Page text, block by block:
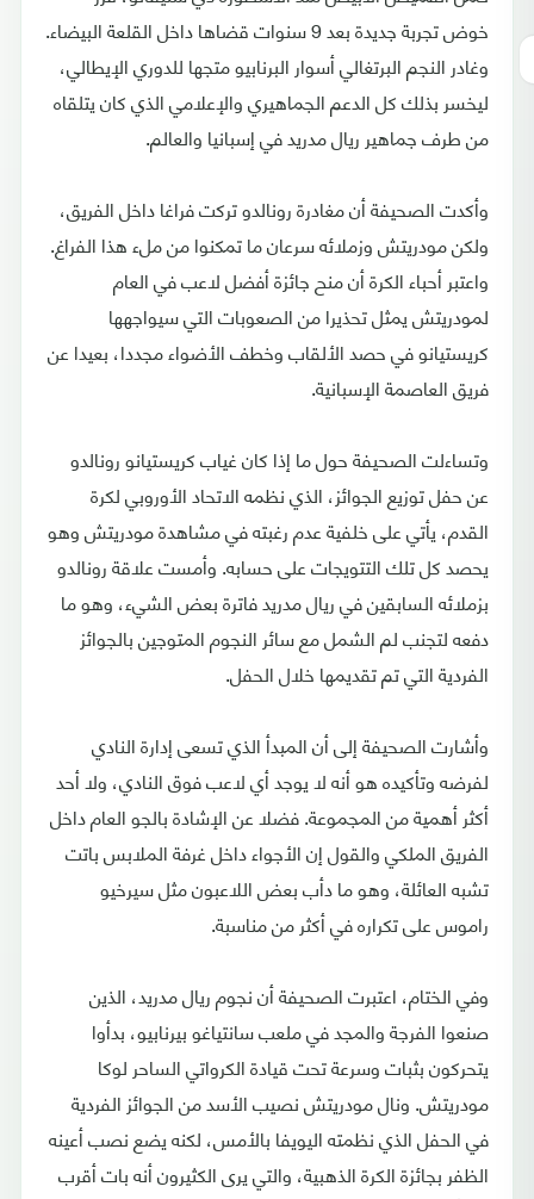
خوض تجربة جديدة بعد 9 سنوات قضاها داخل القلعة البيضاء.
وغادر النجم البرتغالي أسوار البرنابيو متجها للدوري الإيطالي،
ليخسر بذلك كل الدعم الجماهيري والإعلامي الذي كان يتلقاه
من طرف جماهير ريال مدريد في إسبانيا والعالم.
وأكدت الصحيفة أن مغادرة رونالدو تركت فراغا داخل الفريق،
ولكن مودريتش وزملائه سرعان ما تمكنوا من ملء هذا الفراغ.
واعتبر أحباء الكرة أن منح جائزة أفضل لاعب في العام
لمودريتش يمثل تحذيرا من الصعوبات التي سيواجهها
كريستيانو في حصد الألقاب وخطف الأضواء مجددا، بعيدا عن
فريق العاصمة الإسبانية.
وتساءلت الصحيفة حول ما إذا كان غياب كريستيانو رونالدو
عن حفل توزيع الجوائز، الذي نظمه الاتحاد الأوروبي لكرة
القدم، يأتي على خلفية عدم رغبته في مشاهدة مودريتش وهو
يحصد كل تلك التتويجات على حسابه. وأمست علاقة رونالدو
بزملائه السابقين في ريال مدريد فاترة بعض الشيء، وهو ما
دفعه لتجنب لم الشمل مع سائر النجوم المتوجين بالجوائز
الفردية التي تم تقديمها خلال الحفل.
وأشارت الصحيفة إلى أن المبدأ الذي تسعى إدارة النادي
لفرضه وتأكيده هو أنه لا يوجد أي لاعب فوق النادي، ولا أحد
أكثر أهمية من المجموعة. فضلا عن الإشادة بالجو العام داخل
الفريق الملكي والقول إن الأجواء داخل غرفة الملابس باتت
تشبه العائلة، وهو ما دأب بعض اللاعبون مثل سيرخيو
راموس على تكراره في أكثر من مناسبة.
وفي الختام، اعتبرت الصحيفة أن نجوم ريال مدريد، الذين
صنعوا الفرجة والمجد في ملعب سانتياغو بيرنابيو، بدأوا
يتحركون بثبات وسرعة تحت قيادة الكرواتي الساحر لوكا
مودريتش. ونال مودريتش نصيب الأسد من الجوائز الفردية
في الحفل الذي نظمته اليويفا بالأمس، لكنه يضع نصب أعينه
الظفر بجائزة الكرة الذهبية، والتي يرى الكثيرون أنه بات أقرب